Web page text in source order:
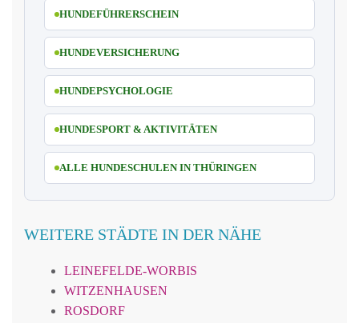
HUNDEFÜHRERSCHEIN
HUNDEVERSICHERUNG
HUNDEPSYCHOLOGIE
HUNDESPORT & AKTIVITÄTEN
ALLE HUNDESCHULEN IN THÜRINGEN
WEITERE STÄDTE IN DER NÄHE
LEINEFELDE-WORBIS
WITZENHAUSEN
ROSDORF